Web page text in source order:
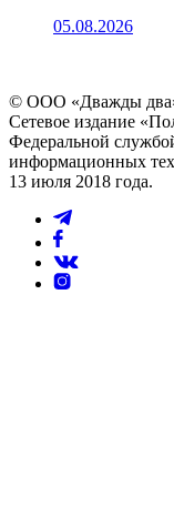
05.08.2026
© ООО «Дважды
Сетевое издание
Федеральной
информационных
13 июля 2018 года.